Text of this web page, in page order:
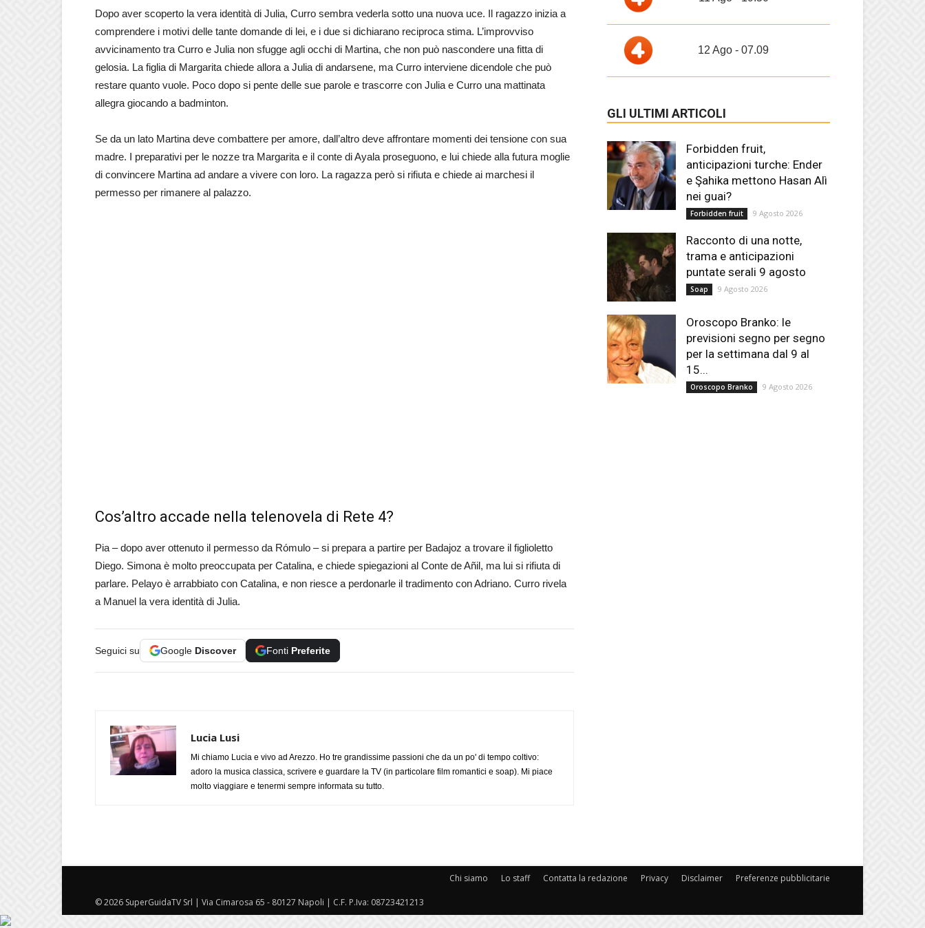
Dopo aver scoperto la vera identità di Julia, Curro sembra vederla sotto una nuova uce. Il ragazzo inizia a
comprendere i motivi delle tante domande di lei, e i due si dichiarano reciproca stima. L’improvviso
avvicinamento tra Curro e Julia non sfugge agli occhi di Martina, che non può nascondere una fitta di
gelosia. La figlia di Margarita chiede allora a Julia di andarsene, ma Curro interviene dicendole che può
restare quanto vuole. Poco dopo si pente delle sue parole e trascorre con Julia e Curro una mattinata
allegra giocando a badminton.
Se da un lato Martina deve combattere per amore, dall’altro deve affrontare momenti dei tensione con sua
madre. I preparativi per le nozze tra Margarita e il conte di Ayala proseguono, e lui chiede alla futura moglie
di convincere Martina ad andare a vivere con loro. La ragazza però si rifiuta e chiede ai marchesi il
permesso per rimanere al palazzo.
Cos’altro accade nella telenovela di Rete 4?
Pia – dopo aver ottenuto il permesso da Rómulo – si prepara a partire per Badajoz a trovare il figlioletto
Diego. Simona è molto preoccupata per Catalina, e chiede spiegazioni al Conte de Añil, ma lui si rifiuta di
parlare. Pelayo è arrabbiato con Catalina, e non riesce a perdonarle il tradimento con Adriano. Curro rivela
a Manuel la vera identità di Julia.
Seguici su Google Discover Fonti Preferite
Lucia Lusi
Mi chiamo Lucia e vivo ad Arezzo. Ho tre grandissime passioni che da un po' di tempo coltivo:
adoro la musica classica, scrivere e guardare la TV (in particolare film romantici e soap). Mi piace
molto viaggiare e tenermi sempre informata su tutto.
12 Ago - 07.09
GLI ULTIMI ARTICOLI
Forbidden fruit,
anticipazioni turche: Ender
e Şahika mettono Hasan Alì
nei guai?
Forbidden fruit 9 Agosto 2026
Racconto di una notte,
trama e anticipazioni
puntate serali 9 agosto
Soap 9 Agosto 2026
Oroscopo Branko: le
previsioni segno per segno
per la settimana dal 9 al
15...
Oroscopo Branko 9 Agosto 2026
Chi siamo Lo staff Contatta la redazione Privacy Disclaimer Preferenze pubblicitarie
© 2026 SuperGuidaTV Srl | Via Cimarosa 65 - 80127 Napoli | C.F. P.Iva: 08723421213